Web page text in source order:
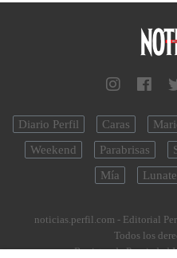
Diario Perfil Caras
Weekend
Parabrisas
Mía
noticias.perfil.com - Editorial
Todos los
Registro de Propiedad